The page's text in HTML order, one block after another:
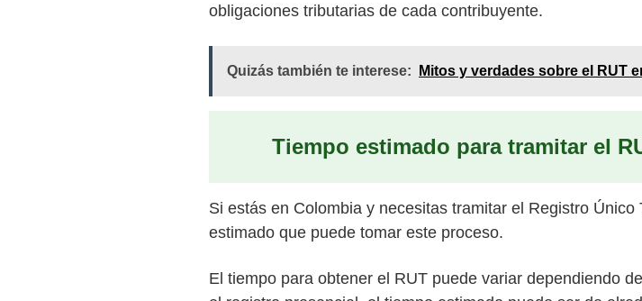
obligaciones tributarias de cada contribuyente.
Quizás también te interese: Mitos y verdades sobre el RUT
Tiempo estimado para tramitar el
Si estás en Colombia y necesitas tramitar el Registro
estimado que puede tomar este proceso.
El tiempo para obtener el RUT puede variar dependiendo